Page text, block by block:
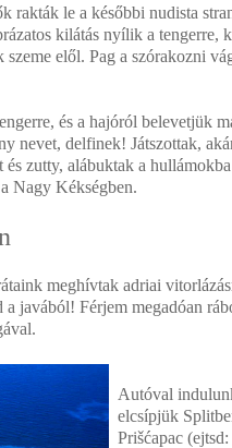
rakták le a későbbi nudista
kilátás nyílik a tengerre,
szeme elől. Pag a szórakozni
és a hajóról belevetjük
nevet, delfinek! Játszottak,
és zutty, alábuktak a
Nagy Kékségben.
meghívtak adriai
a javából! Férjem megadóan
Autóval
elcsípjük
Prišćapac